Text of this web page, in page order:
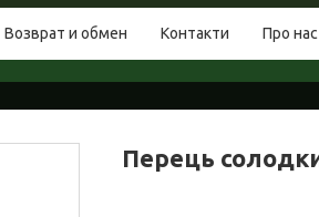
Возврат и обмен Контакти Про нас
Перець